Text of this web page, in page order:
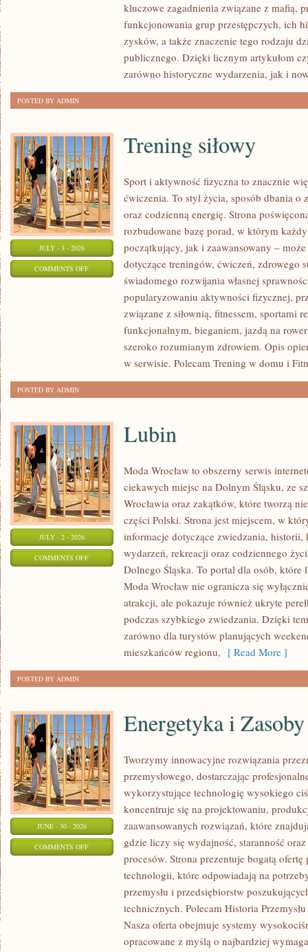
NIEWYJAŚNIONEkluczowe zagadnienia związane z mafią,
funkcjonowania grup przestępczych, ich
zysków, a także znaczenie tego rodzaju
publicznego. Dzięki licznym artykułom
zarówno historyczne wydarzenia, jak i
POSTED BY ADMIN
JULY - 3 - 2026
COMMENTS OFFON
Trening siłowy
Sport i aktywność fizyczna to znacznie
ćwiczenia. To styl życia, sposób dbania o
oraz codzienną energię. Strona
rozbudowane bazę porad, w którym
początkujący, jak i zaawansowany –
dotyczące treningów, ćwiczeń, zdrowego
świadomego rozwijania własnej
popularyzowaniu aktywności fizycznej,
związane z siłownią, fitnessem, sportami
funkcjonalnym, bieganiem, jazdą na
szeroko rozumianym zdrowiem. Opis
w serwisie. Polecam Trening w domu i
POSTED BY ADMIN
JULY - 2 - 2026
COMMENTS OFFON
Lubin
Moda Wrocław to obszerny serwis
ciekawych miejsc na Dolnym Śląsku, ze
Wrocławia oraz zakątków, które tworzą
części Polski. Strona jest miejscem, w
informacje dotyczące zwiedzania,
wydarzeń, rekreacji oraz codziennego
Dolnego Śląska. To portal dla osób,
Moda Wrocław nie ogranicza się
atrakcji, ale pokazuje również ukryte
podczas szybkiego zwiedzania. Dzięki
zarówno dla turystów planujących
mieszkańców regionu, [ Read More ]
POSTED BY ADMIN
JUNE - 30 - 2026
COMMENTS OFFON
ENERGETYKA
Energetyka i Zasoby
Tworzymy innowacyjne rozwiązania
przemysłowego, dostarczając
wykorzystujące technologię wysokiego
koncentruje się na projektowaniu,
zaawansowanych rozwiązań, które
gdzie liczy się wydajność, staranność
procesów. Strona prezentuje bogatą ofertę
technologii, które odpowiadają na
przemysłu i przedsiębiorstw
technicznych. Polecam Historia
Nasza oferta obejmuje systemy
opracowane z myślą o najbardziej